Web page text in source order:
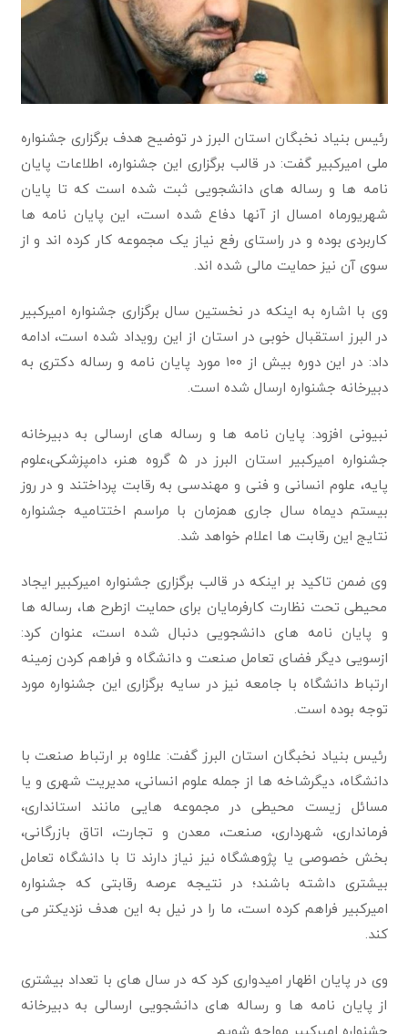
رئيس بنیاد نخبگان استان البرز در توضیح هدف برگزاری جشنواره
ملی امیرکبیر گفت: در قالب برگزاری این جشنواره، اطلاعات پایان
نامه ها و رساله های دانشجویی ثبت شده است که تا پایان
شهریورماه امسال از آنها دفاع شده است، این پایان نامه ها
کاربردی بوده و در راستای رفع نیاز یک مجموعه کار کرده اند و از
سوی آن نیز حمایت مالی شده اند.
وی با اشاره به اینکه در نخستین سال برگزاری جشنواره امیرکبیر
در البرز استقبال خوبی در استان از این رویداد شده است، ادامه
داد: در این دوره بیش از ۱۰۰ مورد پایان نامه و رساله دکتری به
دبیرخانه جشنواره ارسال شده است.
نبیونی افزود: پایان نامه ها و رساله های ارسالی به دبیرخانه
جشنواره امیرکبیر استان البرز در ۵ گروه هنر، دامپزشکی،علوم
پایه، علوم انسانی و فنی و مهندسی به رقابت پرداختند و در روز
بیستم دیماه سال جاری همزمان با مراسم اختتامیه جشنواره
نتایج این رقابت ها اعلام خواهد شد.
وی ضمن تاکید بر اینکه در قالب برگزاری جشنواره امیرکبیر ایجاد
محیطی تحت نظارت کارفرمایان برای حمایت ازطرح ها، رساله ها
و پایان نامه های دانشجویی دنبال شده است، عنوان کرد:
ازسویی دیگر فضای تعامل صنعت و دانشگاه و فراهم کردن زمینه
ارتباط دانشگاه با جامعه نیز در سایه برگزاری این جشنواره مورد
توجه بوده است.
رئيس بنیاد نخبگان استان البرز گفت: علاوه بر ارتباط صنعت با
دانشگاه، دیگرشاخه ها از جمله علوم انسانی، مدیریت شهری و یا
مسائل زیست محیطی در مجموعه هایی مانند استانداری،
فرمانداری، شهرداری، صنعت، معدن و تجارت، اتاق بازرگانی،
بخش خصوصی یا پژوهشگاه نیز نیاز دارند تا با دانشگاه تعامل
بیشتری داشته باشند؛ در نتیجه عرصه رقابتی که جشنواره
امیرکبیر فراهم کرده است، ما را در نیل به این هدف نزدیکتر می
کند.
وی در پایان اظهار امیدواری کرد که در سال های با تعداد بیشتری
از پایان نامه ها و رساله های دانشجویی ارسالی به دبیرخانه